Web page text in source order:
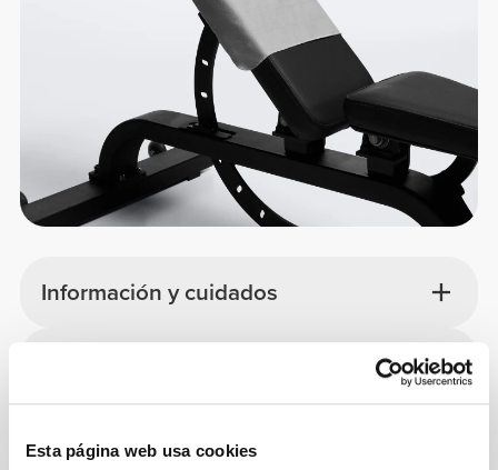
Esta página web usa cookies
Información y cuidados